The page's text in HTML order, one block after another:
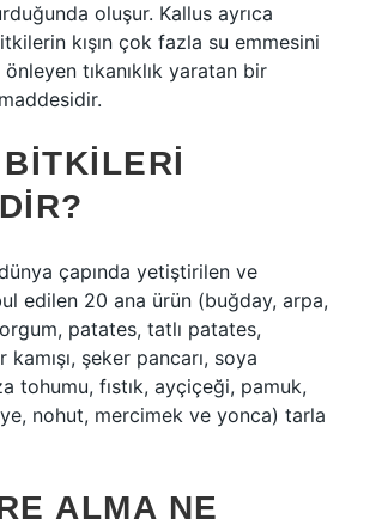
oluşur. Kallus ayrıca
kışın çok fazla su emmesini
tıkanıklık yaratan bir
çapında yetiştirilen ve
edilen 20 ana ürün (buğday, arpa,
patates, tatlı patates,
şeker pancarı, soya
tohumu, fıstık, ayçiçeği, pamuk,
nohut, mercimek ve yonca) tarla
ALMA NE